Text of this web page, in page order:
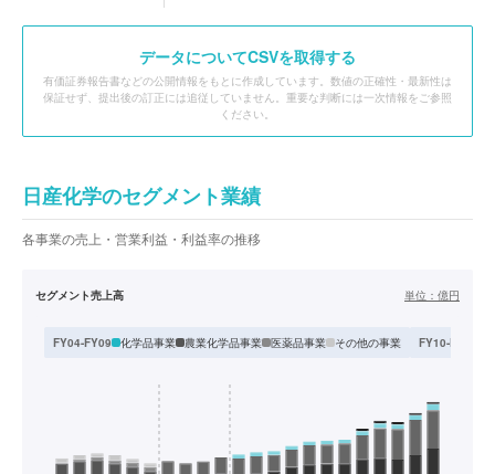
データについてCSVを取得する
有価証券報告書などの公開情報をもとに作成しています。数値の正確性・最新性は
保証せず、提出後の訂正には追従していません。重要な判断には一次情報をご参照
ください。
日産化学のセグメント業績
各事業の売上・営業利益・利益率の推移
セグメント売上高 単位： 億円
FY04-FY09 化学品事業 農業化学品事業 医薬品事業 その他の事業 FY10-FY13